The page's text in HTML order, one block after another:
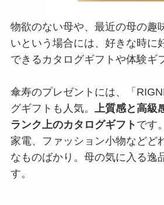
物欲のない母や、最近の母の趣
いという場合には、好きな時に
できるカタログギフトや体験ギ
傘寿のプレゼントには、「
グギフトも人気。
上質感と高
ランク上のカタログギフト です
家電、ファッション小物などど
なものばかり。母の気に入る逸
す。